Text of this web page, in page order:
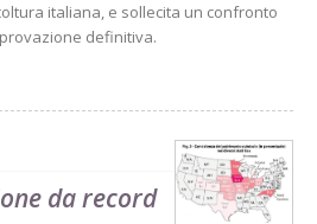
italiana, e sollecita un confronto
definitiva.
da record